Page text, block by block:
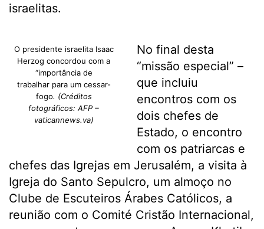
israelitas.
O presidente israelita Isaac
Herzog concordou com a
“importância de
trabalhar para um cessar-
fogo. (Créditos
fotográficos: AFP –
vaticannews.va)
No final desta
“missão especial” –
que incluiu
encontros com os
dois chefes de
Estado, o encontro
com os patriarcas e
chefes das Igrejas em Jerusalém, a visita à
Igreja do Santo Sepulcro, um almoço no
Clube de Escuteiros Árabes Católicos, a
reunião com o Comité Cristão Internacional,